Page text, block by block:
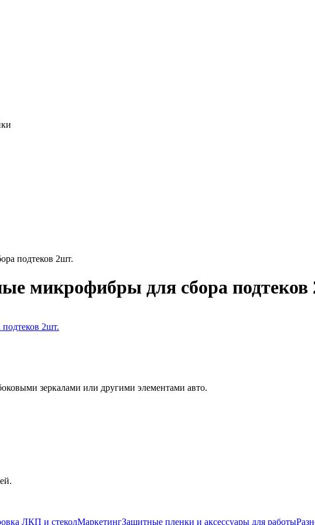
подтеков 2шт.
микрофибры для сбора подтеков
зеркалами или другими элементами авто.
ЛКП и стеколМаркетингЗащитные пленки и аксессуары для работы